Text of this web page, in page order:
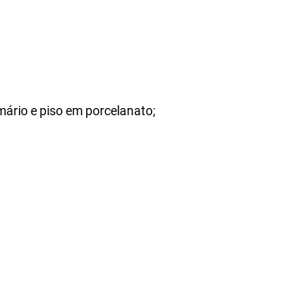
e piso em porcelanato;